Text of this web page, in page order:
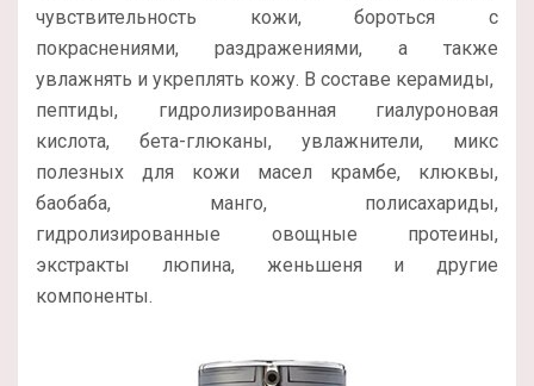
чувствительность кожи, бороться с
покраснениями, раздражениями, а также
увлажнять и укреплять кожу. В составе керамиды,
пептиды, гидролизированная гиалуроновая
кислота, бета-глюканы, увлажнители, микс
полезных для кожи масел крамбе, клюквы,
баобаба, манго, полисахариды,
гидролизированные овощные протеины,
экстракты люпина, женьшеня и другие
компоненты.